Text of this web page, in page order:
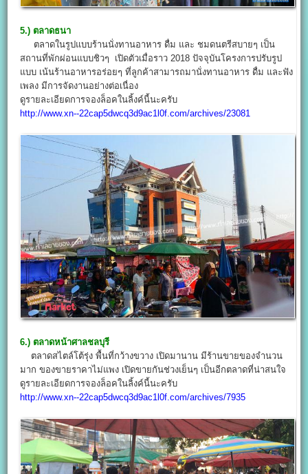
5.) ตลาดธนา
ตลาดในรูปแบบร้านนั่งทานอาหาร ดื่ม และ ชมดนตรีสบายๆ เป็น
สถานที่พักผ่อนแบบชิวๆ เปิดตัวเมื่อราว 2018 ปัจจุบันโครงการปรับรูป
แบบ เน้นร้านอาหารอร่อยๆ ที่ลูกค้าสามารถมานั่งทานอาหาร ดื่ม และฟัง
เพลง มีการจัดงานอย่างต่อเนื่อง
ดูรายละเอียดการจองล็อคในลิ้งค์นี้นะครับ
http://www.xn--22cap5dwcq3d9ac1l0f.com/archives/23081
6.) ตลาดหน้าศาลชลบุรี
ตลาดสไตล์โต้รุ่ง พื้นที่กว้างขวาง เปิดมานาน มีร้านขายของจำนวน
มาก ของขายราคาไม่แพง เปิดขายกันช่วงเย็นๆ เป็นอีกตลาดที่น่าสนใจ
ดูรายละเอียดการจองล็อคในลิ้งค์นี้นะครับ
http://www.xn--22cap5dwcq3d9ac1l0f.com/archives/7935